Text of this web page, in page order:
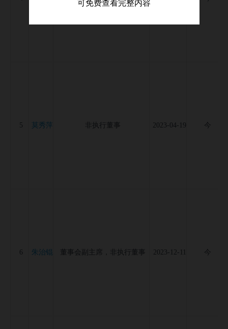
5 莫秀萍 非执行董事 2023-04-19 今
6 朱治锟 董事会副主席，非执行董事 2023-12-11 今
可免费查看完整内容